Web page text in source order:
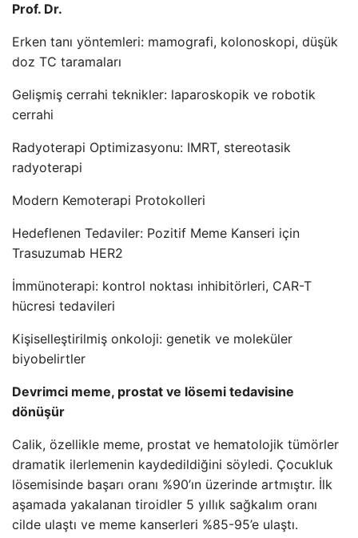
Prof. Dr.
Erken tanı yöntemleri: mamografi, kolonoskopi, düşük
doz TC taramaları
Gelişmiş cerrahi teknikler: laparoskopik ve robotik
cerrahi
Radyoterapi Optimizasyonu: IMRT, stereotasik
radyoterapi
Modern Kemoterapi Protokolleri
Hedeflenen Tedaviler: Pozitif Meme Kanseri için
Trasuzumab HER2
İmmünoterapi: kontrol noktası inhibitörleri, CAR-T
hücresi tedavileri
Kişiselleştirilmiş onkoloji: genetik ve moleküler
biyobelirtler
Devrimci meme, prostat ve lösemi tedavisine
dönüşür
Calik, özellikle meme, prostat ve hematolojik tümörler
dramatik ilerlemenin kaydedildiğini söyledi. Çocukluk
lösemisinde başarı oranı %90’ın üzerinde artmıştır. İlk
aşamada yakalanan tiroidler 5 yıllık sağkalım oranı
cilde ulaştı ve meme kanserleri %85-95’e ulaştı.